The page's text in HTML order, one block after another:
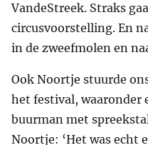
VandeStreek. Straks
circusvoorstelling. En
in de zweefmolen en
Ook Noortje stuurde
het festival, waaronder
buurman met
Noortje: ‘Het was echt